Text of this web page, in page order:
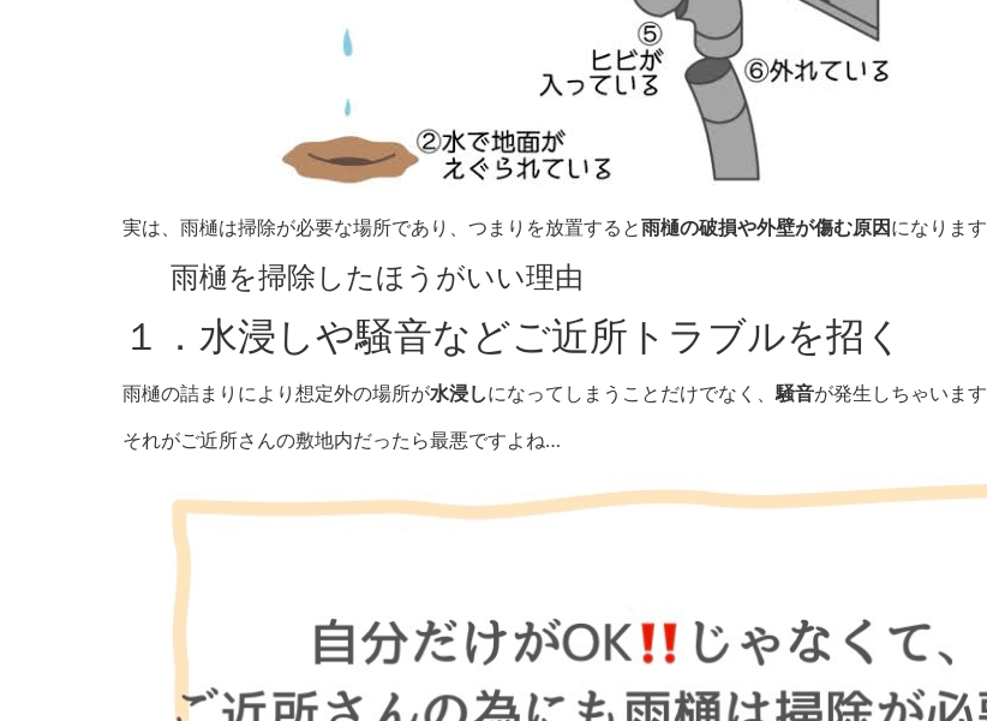
実は、雨樋は掃除が必要な場所であり、つまりを放置すると雨樋の破損や外壁が傷む原因 になります
雨樋を掃除したほうがいい理由
１．水浸しや騒音などご近所トラブルを招く
雨樋の詰まりにより想定外の場所が水浸しになってしまうことだけでなく、騒音が発生しちゃいます
それがご近所さんの敷地内だったら最悪ですよね…